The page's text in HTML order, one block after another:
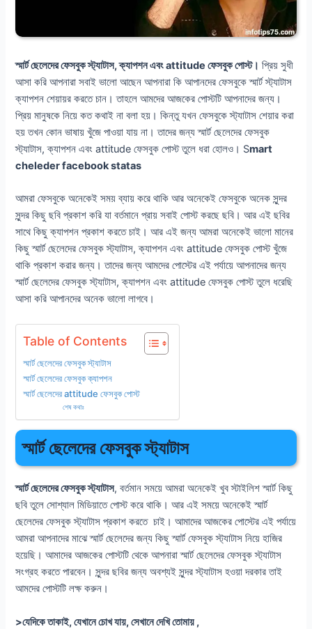
স্মার্ট ছেলেদের ফেসবুক স্ট্যাটাস, ক্যাপশন এবং attitude ফেসবুক পোস্ট। প্রিয় সুধী
আসা করি আপনারা সবাই ভালো আছেন আপনারা কি আপানদের ফেসবুকে স্মার্ট স্ট্যাটাস
ক্যাপশন শেয়ায়র করতে চান। তাহলে আমদের আজকের পোস্টটি আপনাদের জন্য।
প্রিয় মানুষকে নিয়ে কত কথাই না বলা হয়। কিন্তু যখন ফেসবুকে স্ট্যাটাস শেয়ার করা
হয় তখন কোন ভাষায় খুঁজে পাওয়া যায় না। তাদের জন্য স্মার্ট ছেলেদের ফেসবুক
স্ট্যাটাস, ক্যাপশন এবং attitude ফেসবুক পোস্ট তুলে ধরা হোলও। Smart
cheleder facebook statas
আমরা ফেসবুকে অনেকেই সময় ব্যায় করে থাকি আর অনেকেই ফেসবুকে অনেক সুন্দর
সুন্দর কিছু ছবি প্রকাশ করি যা বর্তমানে প্রায় সবাই পোস্ট করছে ছবি। আর এই ছবির
সাথে কিছু ক্যাপশন প্রকাশ করতে চাই। আর এই জন্য আমরা অনেকেই ভালো মানের
কিছু স্মার্ট ছেলেদের ফেসবুক স্ট্যাটাস, ক্যাপশন এবং attitude ফেসবুক পোস্ট খুঁজে
থাকি প্রকাশ করার জন্য। তাদের জন্য আমদের পোস্টের এই পর্যায়ে আপনাদের জন্য
স্মার্ট ছেলেদের ফেসবুক স্ট্যাটাস, ক্যাপশন এবং attitude ফেসবুক পোস্ট তুলে ধরেছি
আসা করি আপানদের অনেক ভালো লাগবে।
Table of Contents
স্মার্ট ছেলেদের ফেসবুক স্ট্যাটাস
স্মার্ট ছেলেদের ফেসবুক ক্যাপশন
স্মার্ট ছেলেদের attitude ফেসবুক পোস্ট
শেষ কথাঃ
স্মার্ট ছেলেদের ফেসবুক স্ট্যাটাস
স্মার্ট ছেলেদের ফেসবুক স্ট্যাটাস, বর্তমান সময়ে আমরা অনেকেই খুব স্টাইলিশ স্মার্ট কিছু
ছবি তুলে সোশ্যাল মিডিয়াতে পোস্ট করে থাকি। আর এই সময়ে অনেকেই স্মার্ট
ছেলেদের ফেসবুক স্ট্যাটাস প্রকাশ করতে চাই। আমাদের আজকের পোস্টের এই পর্যায়ে
আমরা আপনাদের মাঝে স্মার্ট ছেলেদের জন্য কিছু স্মার্ট ফেসবুক স্ট্যাটাস নিয়ে হাজির
হয়েছি। আমাদের আজকের পোস্টটি থেকে আপনারা স্মার্ট ছেলেদের ফেসবুক স্ট্যাটাস
সংগ্রহ করতে পারবেন। সুন্দর ছবির জন্য অবশ্যই সুন্দর স্ট্যাটাস হওয়া দরকার তাই
আমদের পোস্টটি লক্ষ করুন।
>যেদিকে তাকাই, যেখানে চোখ যায়, সেখানে দেখি তোমায় ,